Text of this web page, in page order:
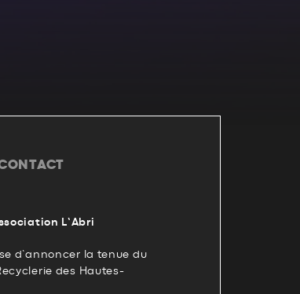
L’Abri
d’annoncer la tenue du
des Hautes-